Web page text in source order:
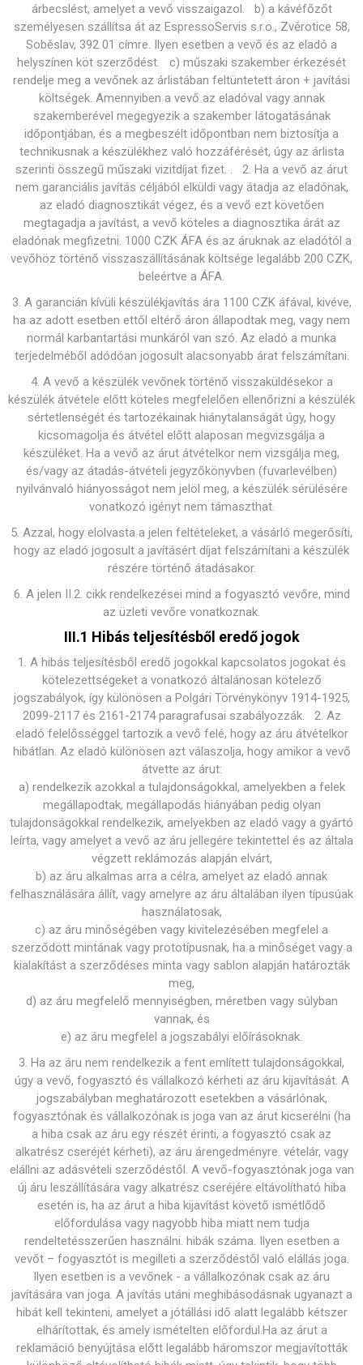
árbecslést, amelyet a vevő visszaigazol. b) a kávéfőzőt
személyesen szállítsa át az EspressoServis s.r.o., Zvěrotice 58,
Soběslav, 392 01 címre. Ilyen esetben a vevő és az eladó a
helyszínen köt szerződést. c) műszaki szakember érkezését
rendelje meg a vevőnek az árlistában feltüntetett áron + javítási
költségek. Amennyiben a vevő az eladóval vagy annak
szakemberével megegyezik a szakember látogatásának
időpontjában, és a megbeszélt időpontban nem biztosítja a
technikusnak a készülékhez való hozzáférését, úgy az árlista
szerinti összegű műszaki vizitdíjat fizet. . 2. Ha a vevő az árut
nem garanciális javítás céljából elküldi vagy átadja az eladónak,
az eladó diagnosztikát végez, és a vevő ezt követően
megtagadja a javítást, a vevő köteles a diagnosztika árát az
eladónak megfizetni. 1000 CZK ÁFA és az áruknak az eladótól a
vevőhöz történő visszaszállításának költsége legalább 200 CZK,
beleértve a ÁFA.
3. A garancián kívüli készülékjavítás ára 1100 CZK áfával, kivéve,
ha az adott esetben ettől eltérő áron állapodtak meg, vagy nem
normál karbantartási munkáról van szó. Az eladó a munka
terjedelméből adódóan jogosult alacsonyabb árat felszámítani.
4. A vevő a készülék vevőnek történő visszaküldésekor a
készülék átvétele előtt köteles megfelelően ellenőrizni a készülék
sértetlenségét és tartozékainak hiánytalanságát úgy, hogy
kicsomagolja és átvétel előtt alaposan megvizsgálja a
készüléket. Ha a vevő az árut átvételkor nem vizsgálja meg,
és/vagy az átadás-átvételi jegyzőkönyvben (fuvarlevélben)
nyilvánvaló hiányosságot nem jelöl meg, a készülék sérülésére
vonatkozó igényt nem támaszthat.
5. Azzal, hogy elolvasta a jelen feltételeket, a vásárló megerősíti,
hogy az eladó jogosult a javításért díjat felszámítani a készülék
részére történő átadásakor.
6. A jelen II.2. cikk rendelkezései mind a fogyasztó vevőre, mind
az üzleti vevőre vonatkoznak.
III.1 Hibás teljesítésből eredő jogok
1. A hibás teljesítésből eredő jogokkal kapcsolatos jogokat és
kötelezettségeket a vonatkozó általánosan kötelező
jogszabályok, így különösen a Polgári Törvénykönyv 1914-1925,
2099-2117 és 2161-2174 paragrafusai szabályozzák. 2. Az
eladó felelősséggel tartozik a vevő felé, hogy az áru átvételkor
hibátlan. Az eladó különösen azt válaszolja, hogy amikor a vevő
átvette az árut:
a) rendelkezik azokkal a tulajdonságokkal, amelyekben a felek
megállapodtak, megállapodás hiányában pedig olyan
tulajdonságokkal rendelkezik, amelyekben az eladó vagy a gyártó
leírta, vagy amelyet a vevő az áru jellegére tekintettel és az általa
végzett reklámozás alapján elvárt,
b) az áru alkalmas arra a célra, amelyet az eladó annak
felhasználására állít, vagy amelyre az áru általában ilyen típusúak
használatosak,
c) az áru minőségében vagy kivitelezésében megfelel a
szerződött mintának vagy prototípusnak, ha a minőséget vagy a
kialakítást a szerződéses minta vagy sablon alapján határozták
meg,
d) az áru megfelelő mennyiségben, méretben vagy súlyban
vannak, és
e) az áru megfelel a jogszabályi előírásoknak.
3. Ha az áru nem rendelkezik a fent említett tulajdonságokkal,
úgy a vevő, fogyasztó és vállalkozó kérheti az áru kijavítását. A
jogszabályban meghatározott esetekben a vásárlónak,
fogyasztónak és vállalkozónak is joga van az árut kicserélni (ha
a hiba csak az áru egy részét érinti, a fogyasztó csak az
alkatrész cseréjét kérheti), az áru árengedményre. vételár, vagy
elállni az adásvételi szerződéstől. A vevő-fogyasztónak joga van
új áru leszállítására vagy alkatrész cseréjére eltávolítható hiba
esetén is, ha az árut a hiba kijavítást követő ismétlődő
előfordulása vagy nagyobb hiba miatt nem tudja
rendeltetésszerűen használni. hibák száma. Ilyen esetben a
vevőt – fogyasztót is megilleti a szerződéstől való elállás joga.
Ilyen esetben is a vevőnek - a vállalkozónak csak az áru
javítására van joga. A javítás utáni meghibásodásnak ugyanazt a
hibát kell tekinteni, amelyet a jótállási idő alatt legalább kétszer
elhárítottak, és amely ismételten előfordul.Ha az árut a
reklamáció benyújtása előtt legalább háromszor megjavították